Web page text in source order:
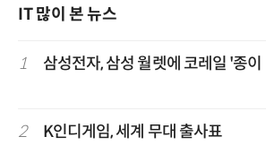
IT 많이 본 뉴스
1 삼성전자, 삼성 월렛에 코레일 '종
2 K인디게임, 세계 무대 출사표